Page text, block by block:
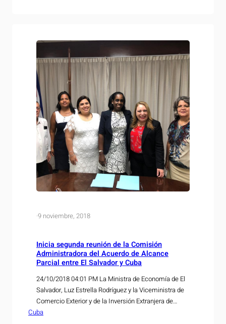
·9 noviembre, 2018
Inicia segunda reunión de la Comisión
Administradora del Acuerdo de Alcance
Parcial entre El Salvador y Cuba
24/10/2018 04:01 PM La Ministra de Economía de El
Salvador, Luz Estrella Rodríguez y la Viceministra de
Comercio Exterior y de la Inversión Extranjera de
Cuba, Ileana Nuñez, presidieron la Segunda Reunión
Cuba